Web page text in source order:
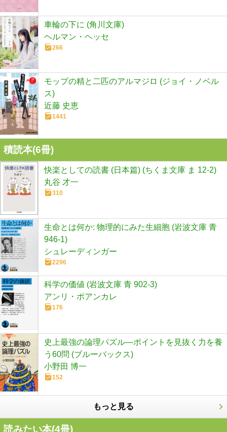
車輪の下に (角川文庫)
ヘルマン・ヘッセ
266
モップの精と二匹のアルマジロ (ジョイ・ノベル
ス)
近藤 史恵
1441
積読本(6冊)
快楽としての読書 (日本篇) (ちくま文庫 ま 12-2)
丸谷 才一
310
生命とは何か: 物理的にみた生細胞 (岩波文庫 青
946-1)
シュレーディンガー
2296
科学の価値 (岩波文庫 青 902-3)
アンリ・ポアンカレ
176
史上最強の論理パズル―ポイントを見抜く力を養
う60問 (ブルーバックス)
小野田 博一
152
もっと見る
読みたい本(4冊)